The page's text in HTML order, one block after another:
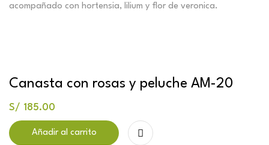
acompañado con hortensia, lilium y flor de veronica.
Canasta con rosas y peluche AM-20
S/ 185.00
Añadir al carrito